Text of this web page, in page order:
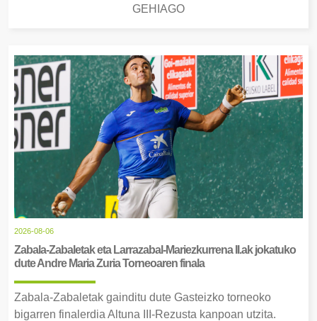
GEHIAGO
2026-08-06
Zabala-Zabaletak eta Larrazabal-Mariezkurrena II.ak jokatuko
dute Andre Maria Zuria Torneoaren finala
Zabala-Zabaletak gainditu dute Gasteizko torneoko
bigarren finalerdia Altuna III-Rezusta kanpoan utzita.